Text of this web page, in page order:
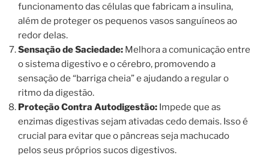
funcionamento das células que fabricam a insulina,
além de proteger os pequenos vasos sanguíneos ao
redor delas.
Sensação de Saciedade: Melhora a comunicação entre
o sistema digestivo e o cérebro, promovendo a
sensação de “barriga cheia” e ajudando a regular o
ritmo da digestão.
Proteção Contra Autodigestão: Impede que as
enzimas digestivas sejam ativadas cedo demais. Isso é
crucial para evitar que o pâncreas seja machucado
pelos seus próprios sucos digestivos.